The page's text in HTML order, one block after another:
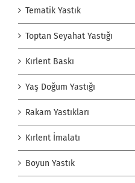
Tematik Yastık
Toptan Seyahat Yastığı
Kırlent Baskı
Yaş Doğum Yastığı
Rakam Yastıkları
Kırlent İmalatı
Boyun Yastık